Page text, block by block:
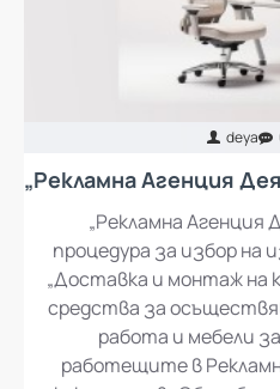
deya
„Рекламна Агенция
процедура за избор на
„Доставка и монтаж на
средства за
работа и мебели
работещите в